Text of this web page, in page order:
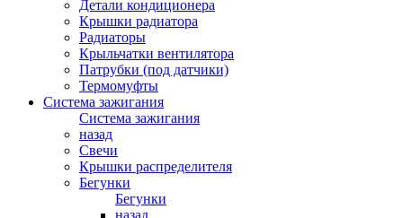
Детали кондиционера
Крышки радиатора
Радиаторы
Крыльчатки вентилятора
Патрубки (под датчики)
Термомуфты
Система зажигания
Система зажигания
назад
Свечи
Крышки распределителя
Бегунки
Бегунки
назад